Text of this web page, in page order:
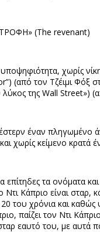
(The revenant)
χωρίς
(από τον Τζέιμι Φόξ
λύκος της Wall Street»)
έναν πληγωμένο
χωρίς κείμενο κρατά
τα ονόματα
Κάπριο είναι σταρ,
του χρόνια και
παίζει τον Ντι
εαυτό του, με